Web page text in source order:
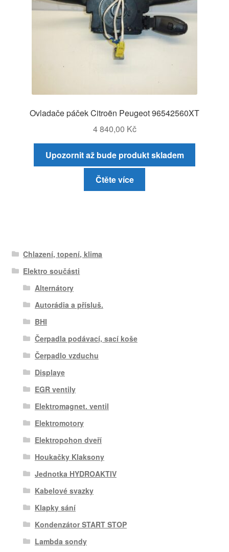
Ovladače páček Citroën Peugeot 96542560XT
4 840,00 Kč
Upozornit až bude produkt skladem
Čtěte více
Chlazení, topení, klima
Elektro součásti
Alternátory
Autorádia a přísluš.
BHI
Čerpadla podávací, sací koše
Čerpadlo vzduchu
Displaye
EGR ventily
Elektromagnet. ventil
Elektromotory
Elektropohon dveří
Houkačky Klaksony
Jednotka HYDROAKTIV
Kabelové svazky
Klapky sání
Kondenzátor START STOP
Lambda sondy